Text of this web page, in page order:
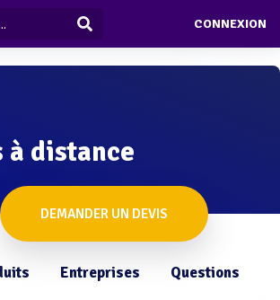
CONNEXION
à distance
DEMANDER UN DEVIS
Entreprises Questions